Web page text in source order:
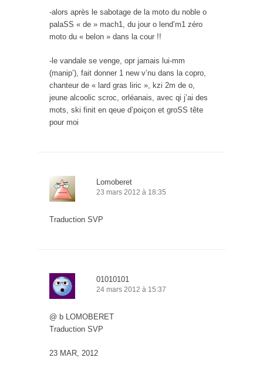
-alors après le sabotage de la moto du noble o
palaSS « de » mach1, du jour o lend’m1 zéro
moto du « belon » dans la cour !!
-le vandale se venge, opr jamais lui-mm
(manip’), fait donner 1 new v’nu dans la copro,
chanteur de « lard gras liric », kzi 2m de o,
jeune alcoolic scroc, orléanais, avec qi j’ai des
mots, ski finit en qeue d’poiçon et groSS tête
pour moi
Lomoberet
23 mars 2012 à 18:35
Traduction SVP
01010101
24 mars 2012 à 15:37
@ b LOMOBERET
Traduction SVP
23 MAR, 2012